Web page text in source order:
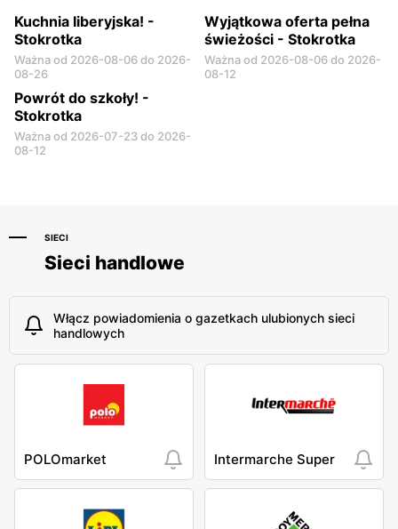
Kuchnia Iiberyjska! -
Stokrotka
Ważna od 2026-08-06 do 2026-
08-26
Wyjątkowa oferta pełna
świeżości - Stokrotka
Ważna od 2026-08-06 do 2026-
08-12
Powrót do szkoły! -
Stokrotka
Ważna od 2026-07-23 do 2026-
08-12
SIECI
Sieci handlowe
Włącz powiadomienia o gazetkach ulubionych sieci
handlowych
POLOmarket Intermarche Super